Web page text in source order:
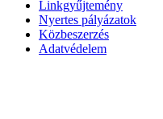
Linkgyűjtemény
Nyertes pályázatok
Közbeszerzés
Adatvédelem